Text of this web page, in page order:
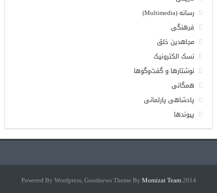
رسانه (Multimedia)
فرهنگی
مجاهدین خلق
نسک الکترونیک
نوشتارها و گفت‌وگوها
همگانی
پادشاهی پارلمانی
پیوندها
2014 Powered By Wordpress, Goodnews Theme By
Momizat Team